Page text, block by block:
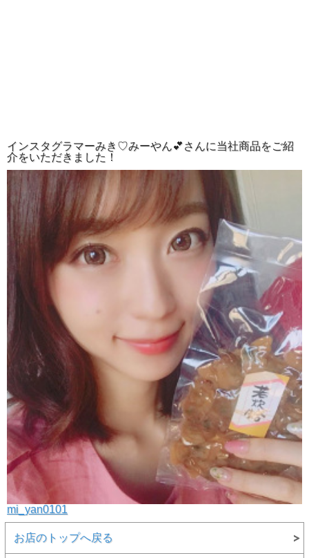
インスタグラマーみき♡みーやん💕さんに当社商品をご紹
介をいただきました！
mi_yan0101
お店のトップへ戻る